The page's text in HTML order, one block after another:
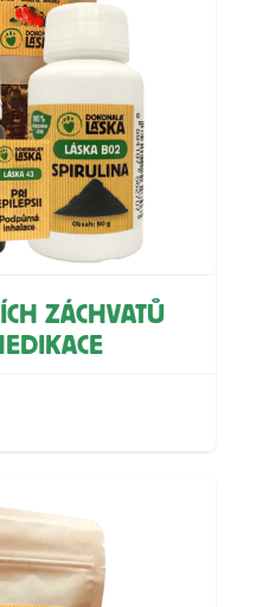
ZÁCHVATŮ